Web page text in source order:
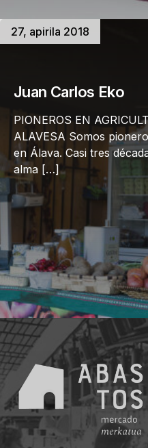
27, apirila 2018
Juan Carlos Eko
PIONEROS EN
ALAVESA Somos
en Álava. Casi tres
alma […]